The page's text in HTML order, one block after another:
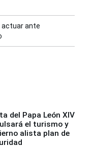
actuar ante
del Papa León XIV
el turismo y
alista plan de